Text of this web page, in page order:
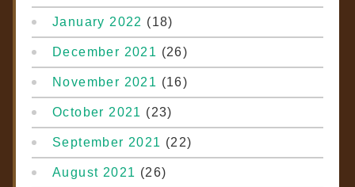
January 2022 (18)
December 2021 (26)
November 2021 (16)
October 2021 (23)
September 2021 (22)
August 2021 (26)